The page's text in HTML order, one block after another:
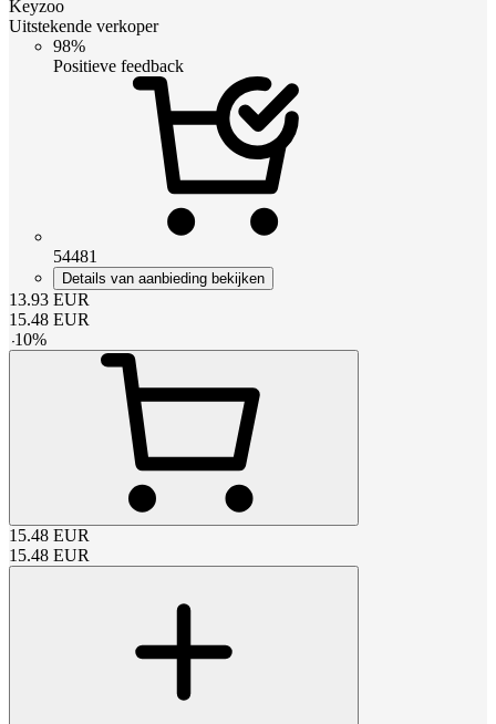
Keyzoo
Uitstekende verkoper
98%
Positieve feedback
54481
Details van aanbieding bekijken
13.93 EUR
15.48 EUR
-10%
15.48 EUR
15.48 EUR